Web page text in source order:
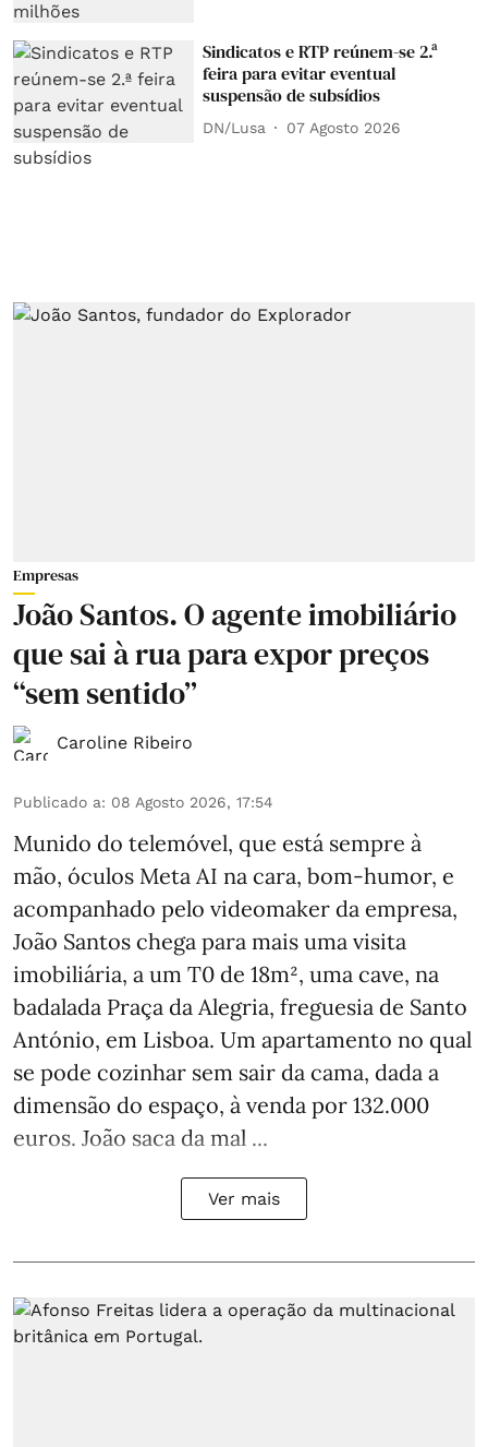
Sindicatos e RTP reúnem-se 2.ª
feira para evitar eventual
suspensão de subsídios
DN/Lusa 07 Agosto 2026
Empresas
João Santos. O agente imobiliário
que sai à rua para expor preços
“sem sentido”
Caroline Ribeiro
Publicado a: 08 Agosto 2026, 17:54
Munido do telemóvel, que está sempre à
mão, óculos Meta AI na cara, bom-humor, e
acompanhado pelo videomaker da empresa,
João Santos chega para mais uma visita
imobiliária, a um T0 de 18m², uma cave, na
badalada Praça da Alegria, freguesia de Santo
António, em Lisboa. Um apartamento no qual
se pode cozinhar sem sair da cama, dada a
dimensão do espaço, à venda por 132.000
euros. João saca da mal ...
Ver mais